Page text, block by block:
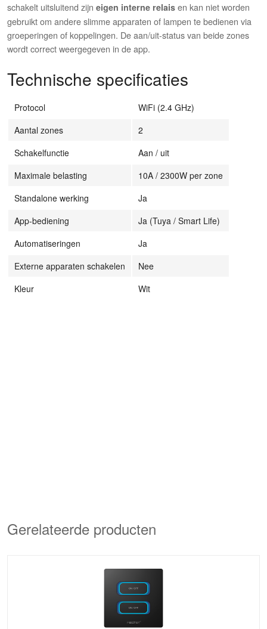
schakelt uitsluitend zijneigen interne relais en kan niet worden
gebruikt om andere slimme apparaten of lampen te bedienen via
groeperingen of koppelingen. De aan/uit-status van beide zones
wordt correct weergegeven in de app.
Technische specificaties
Protocol
WiFi (2.4 GHz)
Aantal zones
2
Schakelfunctie
Aan / uit
Maximale belasting
10A / 2300W per zone
Standalone werking
Ja
App-bediening
Ja (Tuya / Smart Life)
Automatiseringen
Ja
Externe apparaten schakelen
Nee
Kleur
Wit
Gerelateerde producten